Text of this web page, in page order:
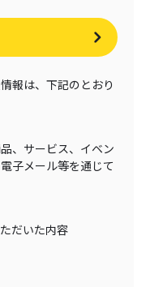
報は、下記のとおり
、サービス、イベン
子メール等を通じて
だいた内容